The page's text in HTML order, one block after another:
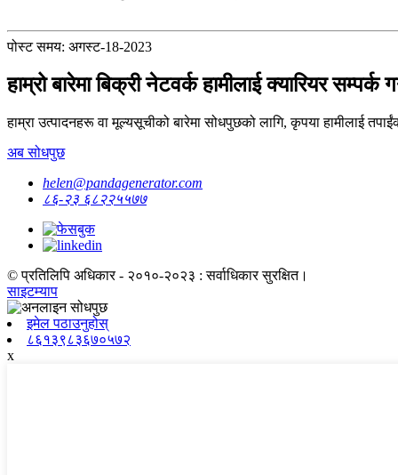
पोस्ट समय: अगस्ट-18-2023
हाम्रो बारेमा बिक्री नेटवर्क हामीलाई क्यारियर सम्पर्क
हाम्रा उत्पादनहरू वा मूल्यसूचीको बारेमा सोधपुछको लागि, कृपया हामीलाई
अब सोधपुछ
helen@pandagenerator.com
८६-२३ ६८२२५५७७
© प्रतिलिपि अधिकार - २०१०-२०२३ : सर्वाधिकार सुरक्षित।
साइटम्याप
इमेल पठाउनुहोस्
८६१३९८३६७०५७२
x